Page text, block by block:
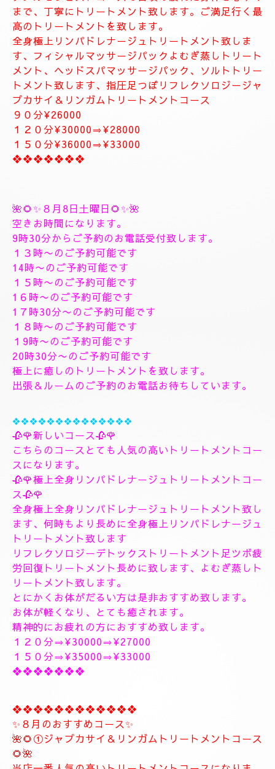
大人の隠れ家、本格的リラグゼーションサロンです。
紳士的なお客様に来て頂きたいと思います。
当店はマナーのいいお客様に来て頂きたいと思います。
当店は安心、安全なお店になります。
大人の隠れ家的サロン
❖❖❖❖❖❖❖
🥀🌹新しいコース🥀🌹
🥀８月のおすすめコースになります。🥀
８月６日からの新しいコース一番おすすめ致します。
🥀ラグジュアリーダブルセラピストコース🥀
ダブルセラピストコースで日頃の疲れた身体を心ゆく
全身極上リンパドレナージュトリートメント致しま
す、フィシャルマッサージパックよむぎ蒸しトリート
メント、ヘッドスパマッサージパック、ソルトトリー
トメント致します、指圧足つぼリフレクソロジージャ
プカサイ＆リンガムトリートメントコース
９０分¥26000
１２０分¥30000⇒¥28000
１５０分¥36000⇒¥33000
❖❖❖❖❖❖❖
🌺🌻✨８月8日土曜日🌻✨🌺
空きお時間になります。
１３時〜のご予約可能です
14時〜のご予約可能です
１５時〜のご予約可能です
1６時〜のご予約可能です
1７時30分〜のご予約可能です
１８時〜のご予約可能です
１9時〜のご予約可能です
20時30分〜のご予約可能です
極上に癒しのトリートメントを致します。
出張＆ルームのご予約のお電話お待ちしています。
❖❖❖❖❖❖❖❖❖❖❖❖❖❖
🥀🌹新しいコース🥀🌹
こちらのコースとても人気の高いトリートメントコー
スになります。
🥀🌹極上全身リンパドレナージュトリートメントコー
ス🥀🌹
全身極上全身リンパドレナージュトリートメント致し
トリートメント致します
リフレクソロジーデトックストリートメント足ツボ疲
労回復トリートメント長めに致します、よむぎ蒸しト
リートメント致します。
とにかくお体がだるい方は是非おすすめ致します。